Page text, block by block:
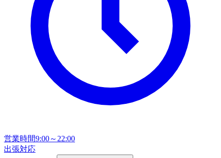
営業時間9:00～22:00
出張対応